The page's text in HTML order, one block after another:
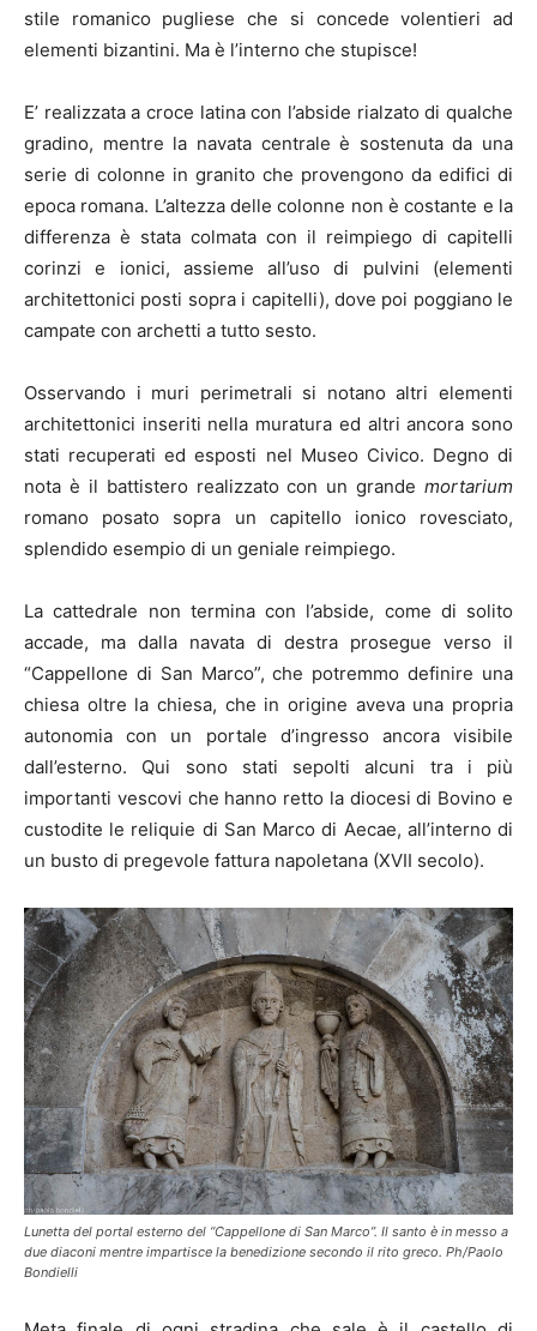
stile romanico pugliese che si concede volentieri ad
elementi bizantini. Ma è l’interno che stupisce!
E’ realizzata a croce latina con l’abside rialzato di qualche
gradino, mentre la navata centrale è sostenuta da una
serie di colonne in granito che provengono da edifici di
epoca romana. L’altezza delle colonne non è costante e la
differenza è stata colmata con il reimpiego di capitelli
corinzi e ionici, assieme all’uso di pulvini (elementi
architettonici posti sopra i capitelli), dove poi poggiano le
campate con archetti a tutto sesto.
Osservando i muri perimetrali si notano altri elementi
architettonici inseriti nella muratura ed altri ancora sono
stati recuperati ed esposti nel Museo Civico. Degno di
nota è il battistero realizzato con un grande mortarium
romano posato sopra un capitello ionico rovesciato,
splendido esempio di un geniale reimpiego.
La cattedrale non termina con l’abside, come di solito
accade, ma dalla navata di destra prosegue verso il
“Cappellone di San Marco”, che potremmo definire una
chiesa oltre la chiesa, che in origine aveva una propria
autonomia con un portale d’ingresso ancora visibile
dall’esterno. Qui sono stati sepolti alcuni tra i più
importanti vescovi che hanno retto la diocesi di Bovino e
custodite le reliquie di San Marco di Aecae, all’interno di
un busto di pregevole fattura napoletana (XVII secolo).
Lunetta del portal esterno del “Cappellone di San Marco”. Il santo è in messo a
due diaconi mentre impartisce la benedizione secondo il rito greco. Ph/Paolo
Bondielli